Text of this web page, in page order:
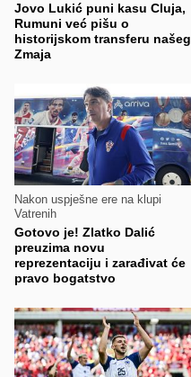
Jovo Lukić puni kasu Cluja,
Rumuni već pišu o
historijskom transferu našeg
Zmaja
Nakon uspješne ere na klupi
Vatrenih
Gotovo je! Zlatko Dalić
preuzima novu
reprezentaciju i zarađivat će
pravo bogatstvo